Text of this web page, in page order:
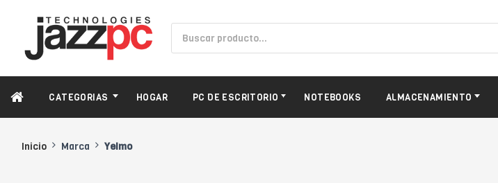
CATEGORIAS HOGAR PC DE ESCRITORIO NOTEBOOKS ALMACENAMIENTO
Inicio Marca Yelmo